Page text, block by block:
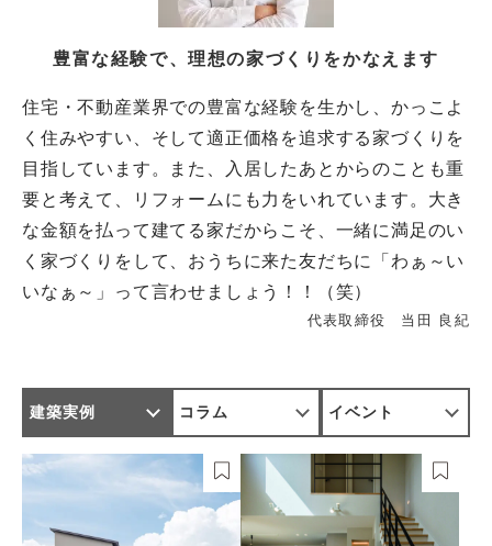
豊富な経験で、理想の家づくりをかなえます
住宅・不動産業界での豊富な経験を生かし、かっこよ
く住みやすい、そして適正価格を追求する家づくりを
目指しています。また、入居したあとからのことも重
要と考えて、リフォームにも力をいれています。大き
な金額を払って建てる家だからこそ、一緒に満足のい
く家づくりをして、おうちに来た友だちに「わぁ～い
いなぁ～」って言わせましょう！！（笑）
代表取締役 当田 良紀
建築実例 コラム イベント